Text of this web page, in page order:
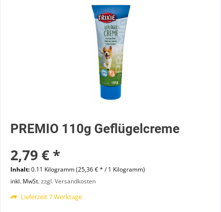
PREMIO 110g Geflügelcreme
2,79 € *
Inhalt:0.11 Kilogramm (25,36 € * / 1 Kilogramm)
inkl. MwSt.zzgl. Versandkosten
Lieferzeit 7 Werktage